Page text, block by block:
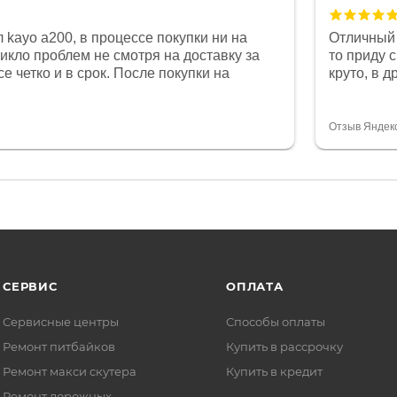
kayo a200, в процессе покупки ни на
проблем не смотря на доставку за
четко и в срок. После покупки на
0, при этом представители магазина
и в итоге проблема была решена.
о небезразличии к клиенту после
Отличный
то приду
круто, в
спасибо
Отзыв
СЕРВИС
Сервисные центры
Ремонт питбайков
Ремонт макси скутера
ОПЛАТА
Способы оплаты
Купить в рассрочку
Купить в кредит